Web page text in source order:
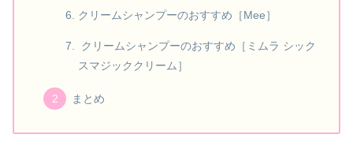
クリームシャンプーのおすすめ［Mee］
クリームシャンプーのおすすめ［ミムラ シック
スマジッククリーム］
まとめ